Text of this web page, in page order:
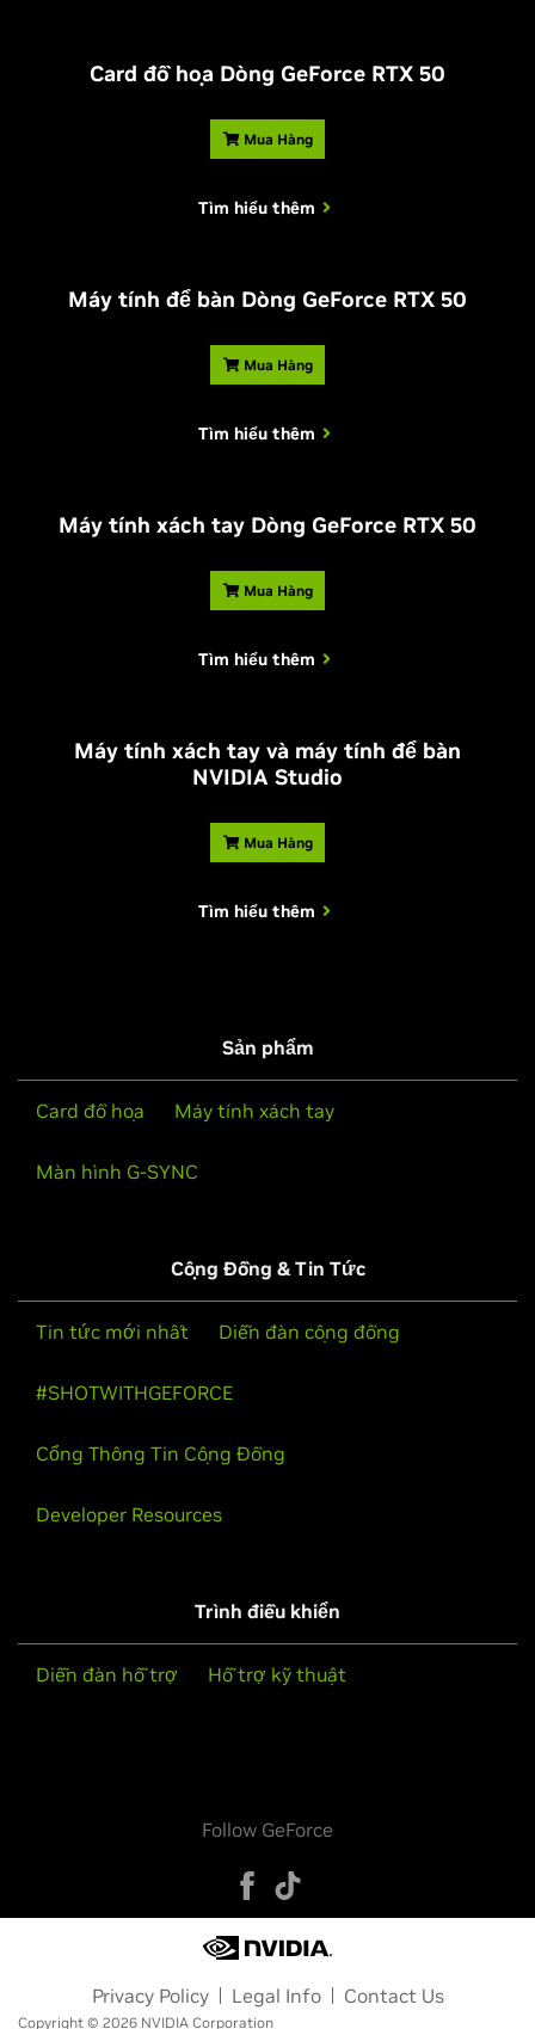
Card đồ họa Dòng GeForce RTX 50
Mua Hàng
Tìm hiểu thêm
Máy tính để bàn Dòng GeForce RTX 50
Mua Hàng
Tìm hiểu thêm
Máy tính xách tay Dòng GeForce RTX 50
Mua Hàng
Tìm hiểu thêm
Máy tính xách tay và máy tính để bàn
NVIDIA Studio
Mua Hàng
Tìm hiểu thêm
Sản phẩm
Card đồ họa Máy tính xách tay
Màn hình G-SYNC
Cộng Đồng & Tin Tức
Tin tức mới nhất Diễn đàn cộng đồng
#SHOTWITHGEFORCE
Cổng Thông Tin Cộng Đồng
Developer Resources
Trình điều khiển
Diễn đàn hỗ trợ Hỗ trợ kỹ thuật
Follow GeForce
Privacy Policy Legal Info Contact Us
Copyright © 2026 NVIDIA Corporation